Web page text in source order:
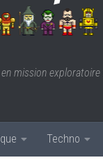
mission exploratoire
Techno